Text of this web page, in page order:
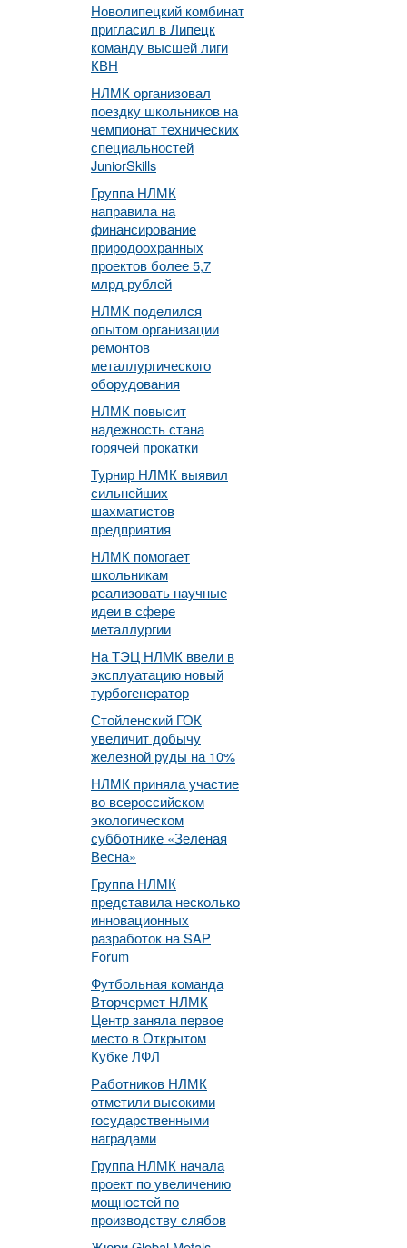
Новолипецкий комбинат
пригласил в Липецк
команду высшей лиги
КВН
НЛМК организовал
поездку школьников на
чемпионат технических
специальностей
JuniorSkills
Группа НЛМК
направила на
финансирование
природоохранных
проектов более 5,7
млрд рублей
НЛМК поделился
опытом организации
ремонтов
металлургического
оборудования
НЛМК повысит
надежность стана
горячей прокатки
Турнир НЛМК выявил
сильнейших
шахматистов
предприятия
НЛМК помогает
школьникам
реализовать научные
идеи в сфере
металлургии
На ТЭЦ НЛМК ввели в
эксплуатацию новый
турбогенератор
Стойленский ГОК
увеличит добычу
железной руды на 10%
НЛМК приняла участие
во всероссийском
экологическом
субботнике «Зеленая
Весна»
Группа НЛМК
представила несколько
инновационных
разработок на SAP
Forum
Футбольная команда
Вторчермет НЛМК
Центр заняла первое
место в Открытом
Кубке ЛФЛ
Работников НЛМК
отметили высокими
государственными
наградами
Группа НЛМК начала
проект по увеличению
мощностей по
производству слябов